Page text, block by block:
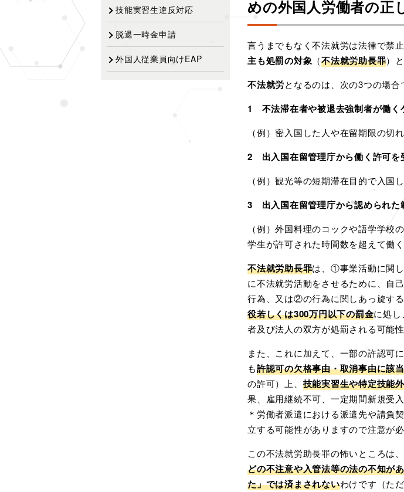
めの外国人労働者の正
言うまでもなく不法就労は法律で禁
主も処罰の対象 （不法就労助長罪）
不法就労となるのは、次の3つの場合
1 不法滞在者や被退去強制者が働く
（例）密入国した人や在留期限の切
2 出入国在留管理庁から働く許可を
（例）観光等の短期滞在目的で入国
3 出入国在留管理庁から認められた
（例）外国料理のコックや語学学校
学生が許可された時間数を超えて働く
不法就労助長罪は、①事業活動に関
に不法就労活動をさせるために、自
行為、又は②の行為に関しあっ旋す
役若しくは300万円以下の罰金に処し
者及び法人の双方が処罰される可能性
また、これに加えて、一部の許認可
も許認可の欠格事由・取消事由に該
の許可）上、 技能実習生や特定技能
果、雇用継続不可、一定期間新規受
＊労働者派遣における派遣先や請負
立する可能性がありますので注意が必
この不法就労助長罪の怖いところは
どの不注意や入管法等の法の不知が
た」では済まされないわけです（た
技能実習生違反対応
脱退一時金申請
外国人従業員向けEAP